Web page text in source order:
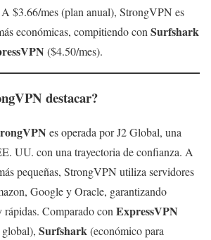
$3.66/mes (plan anual), StrongVPN es
económicas, compitiendo con Surfshark
($4.50/mes).
destacar?
es operada por J2 Global, una
UU. con una trayectoria de confianza. A
pequeñas, StrongVPN utiliza servidores
Google y Oracle, garantizando
rápidas. Comparado con ExpressVPN
Surfshark(económico para